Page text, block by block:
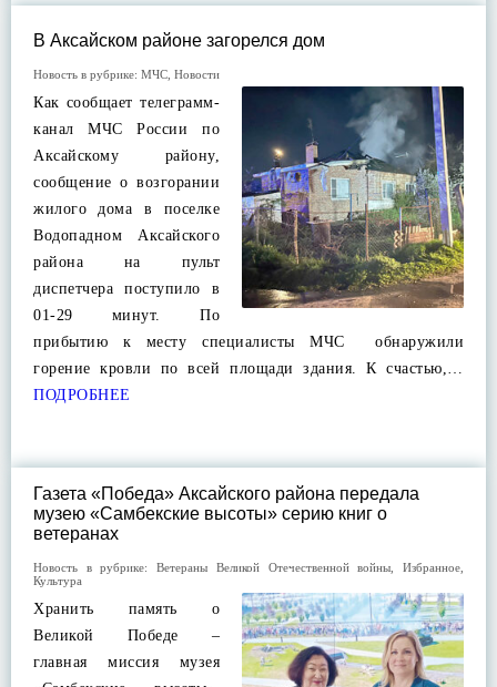
В Аксайском районе загорелся дом
Новость в рубрике: МЧС Новости
Как сообщает телеграмм-
канал МЧС России по
Аксайскому району,
сообщение о возгорании
жилого дома в поселке
Водопадном Аксайского
района на пульт
диспетчера поступило в
01-29 минут. По
прибытию к месту специалисты МЧС обнаружили
горение кровли по всей площади здания. К счастью,…
ПОДРОБНЕЕ
Газета «Победа» Аксайского района передала
музею «Самбекские высоты» серию книг о
ветеранах
Новость в рубрике:Ветераны Великой Отечественной войны ,Избранное
Культура
Хранить память о
Великой Победе –
главная миссия музея